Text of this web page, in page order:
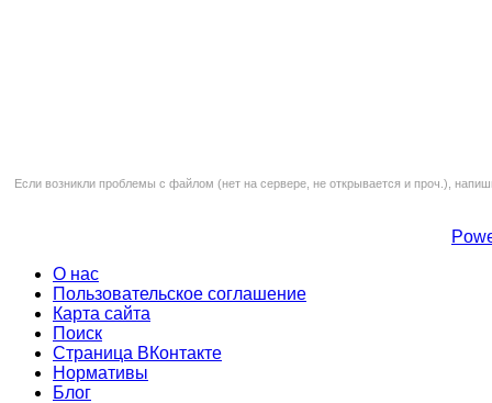
Если возникли проблемы с файлом (нет на сервере, не открывается и проч.),
О нас
Пользовательское соглашение
Карта сайта
Поиск
Страница ВКонтакте
Нормативы
Блог